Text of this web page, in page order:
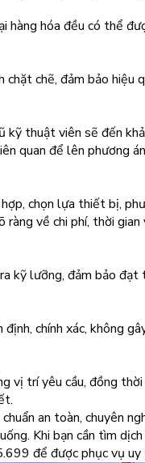
hàng hóa đều có thể
chẽ, đảm bảo hiệu
kỹ thuật viên sẽ đến
quan để lên phương
chọn lựa thiết bị,
về chi phí, thời gian
kỹ lưỡng, đảm bảo đạt
chính xác, không
vị trí yêu cầu, đồng
an toàn, chuyên
Khi bạn cần tìm dịch
để được phục vụ uy